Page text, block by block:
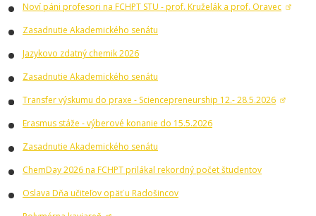
Noví páni profesori na FCHPT STU - prof. Kruželák a prof. Oravec
Zasadnutie Akademického senátu
Jazykovo zdatný chemik 2026
Zasadnutie Akademického senátu
Transfer výskumu do praxe - Sciencepreneurship 12.- 28.5.2026
Erasmus stáže - výberové konanie do 15.5.2026
Zasadnutie Akademického senátu
ChemDay 2026 na FCHPT prilákal rekordný počet študentov
Oslava Dňa učiteľov opäť u Radošincov